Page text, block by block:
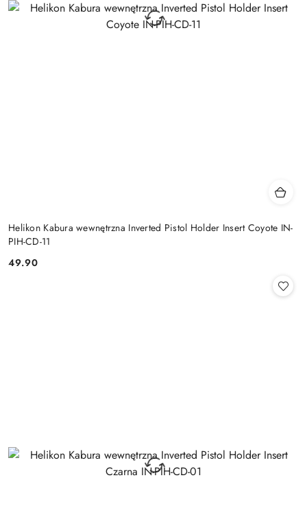
Helikon Kabura wewnętrzna Inverted Pistol Holder Insert Coyote IN-
PIH-CD-11
Cena:
49.90